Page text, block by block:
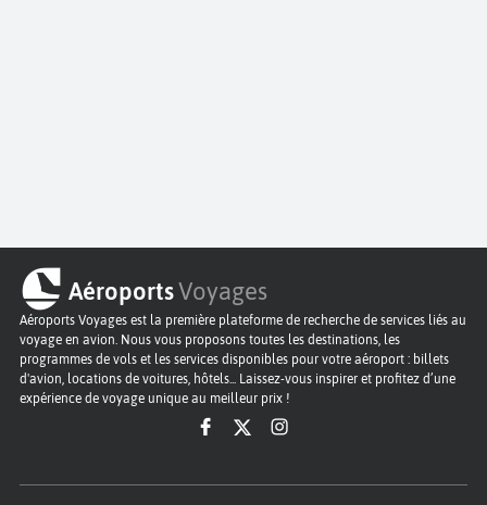
AéroportsVoyages
Aéroports Voyages est la première plateforme de recherche de services liés au
voyage en avion. Nous vous proposons toutes les destinations, les
programmes de vols et les services disponibles pour votre aéroport : billets
d'avion, locations de voitures, hôtels... Laissez-vous inspirer et profitez d’une
expérience de voyage unique au meilleur prix !